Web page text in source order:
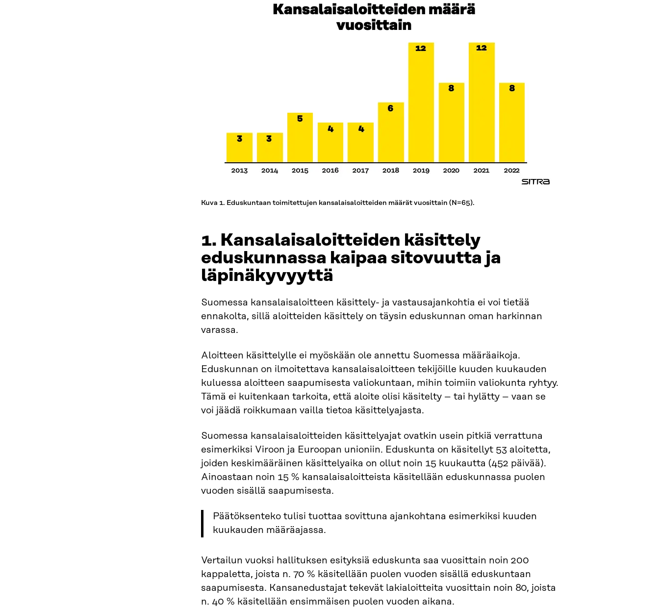
Kuva 1. Eduskuntaan toimitettujen kansalaisaloitteiden määrät vuosittain (N=65).
1. Kansalaisaloitteiden käsittely
eduskunnassa kaipaa sitovuutta ja
läpinäkyvyyttä
Suomessa kansalaisaloitteen käsittely- ja vastausajankohtia ei voi tietää
ennakolta, sillä aloitteiden käsittely on täysin eduskunnan oman harkinnan
varassa.
Aloitteen käsittelylle ei myöskään ole annettu Suomessa määräaikoja.
Eduskunnan on ilmoitettava kansalaisaloitteen tekijöille kuuden kuukauden
kuluessa aloitteen saapumisesta valiokuntaan, mihin toimiin valiokunta ryhtyy.
Tämä ei kuitenkaan tarkoita, että aloite olisi käsitelty – tai hylätty – vaan se
voi jäädä roikkumaan vailla tietoa käsittelyajasta.
Suomessa kansalaisaloitteiden käsittelyajat ovatkin usein pitkiä verrattuna
esimerkiksi Viroon ja Euroopan unioniin. Eduskunta on käsitellyt 53 aloitetta,
joiden keskimääräinen käsittelyaika on ollut noin 15 kuukautta (452 päivää).
Ainoastaan noin 15 % kansalaisaloitteista käsitellään eduskunnassa puolen
vuoden sisällä saapumisesta.
Päätöksenteko tulisi tuottaa sovittuna ajankohtana esimerkiksi kuuden
kuukauden määräajassa.
Vertailun vuoksi hallituksen esityksiä eduskunta saa vuosittain noin 200
kappaletta, joista n. 70 % käsitellään puolen vuoden sisällä eduskuntaan
saapumisesta. Kansanedustajat tekevät lakialoitteita vuosittain noin 80, joista
n. 40 % käsitellään ensimmäisen puolen vuoden aikana.